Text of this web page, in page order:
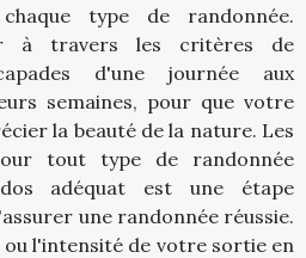
type de randonnée.
à travers les critères de
d'une journée aux
semaines, pour que votre
la beauté de la nature. Les
tout type de randonnée
adéquat est une étape
une randonnée réussie.
l'intensité de votre sortie en